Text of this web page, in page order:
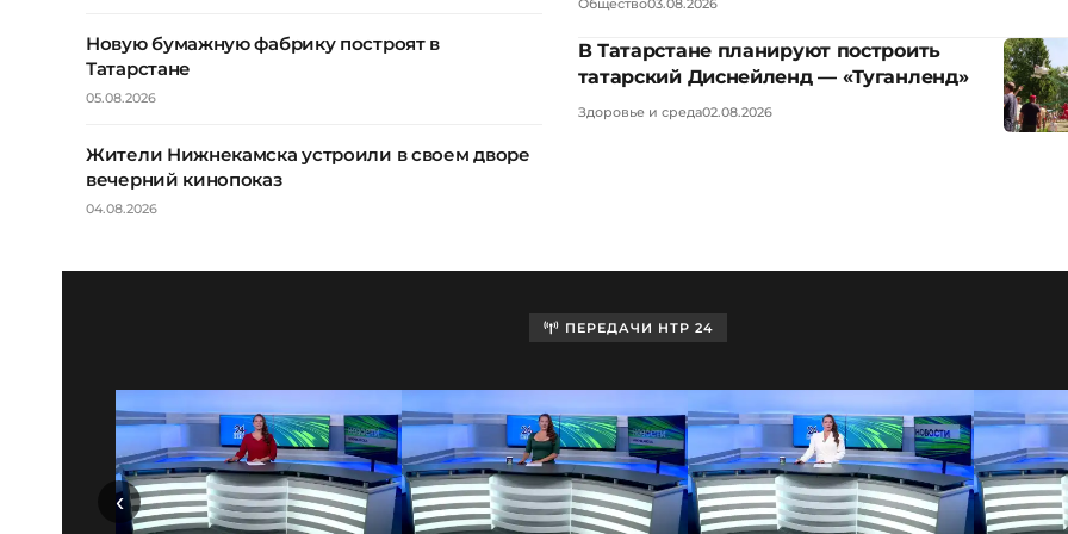
Новую бумажную фабрику построят в
Татарстане
05.08.2026
Жители Нижнекамска устроили в своем дворе
вечерний кинопоказ
04.08.2026
Общество03.08.2026
В Татарстане планируют построить
татарский Диснейленд — «Туганленд»
Здоровье и среда02.08.2026
ПЕРЕДАЧИ НТР 24
‹